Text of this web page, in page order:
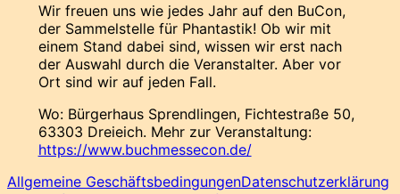
Wir freuen uns wie jedes Jahr auf den BuCon,
der Sammelstelle für Phantastik! Ob wir mit
einem Stand dabei sind, wissen wir erst nach
der Auswahl durch die Veranstalter. Aber vor
Ort sind wir auf jeden Fall.
Wo: Bürgerhaus Sprendlingen, Fichtestraße 50,
63303 Dreieich. Mehr zur Veranstaltung:
https://www.buchmessecon.de/
Allgemeine GeschäftsbedingungenDatenschutzerklärung